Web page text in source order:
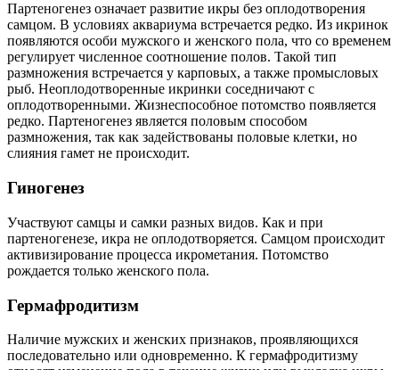
Партеногенез означает развитие икры без оплодотворения
самцом. В условиях аквариума встречается редко. Из икринок
появляются особи мужского и женского пола, что со временем
регулирует численное соотношение полов. Такой тип
размножения встречается у карповых, а также промысловых
рыб. Неоплодотворенные икринки соседничают с
оплодотворенными. Жизнеспособное потомство появляется
редко. Партеногенез является половым способом
размножения, так как задействованы половые клетки, но
слияния гамет не происходит.
Гиногенез
Участвуют самцы и самки разных видов. Как и при
партеногенезе, икра не оплодотворяется. Самцом происходит
активизирование процесса икрометания. Потомство
рождается только женского пола.
Гермафродитизм
Наличие мужских и женских признаков, проявляющихся
последовательно или одновременно. К гермафродитизму